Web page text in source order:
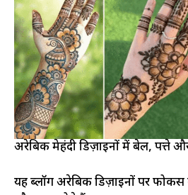
अरेबिक मेहंदी डिज़ाइनों में बेल, पत्ते
यह ब्लॉग अरेबिक डिज़ाइनों पर फोकस